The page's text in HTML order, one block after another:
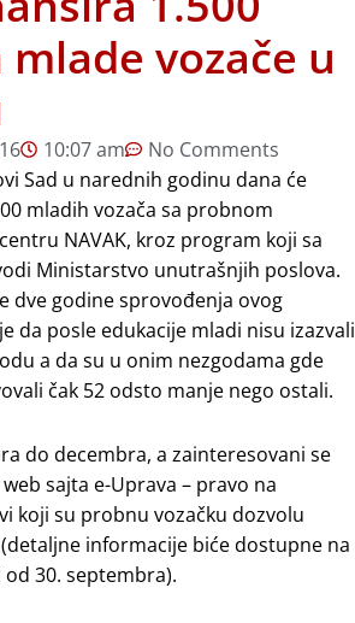
vozače u
10:07 am
No Comments
Sad u narednih godinu dana će
mladih vozača sa probnom
NAVAK, kroz program koji sa
Ministarstvo unutrašnjih poslova.
dve godine sprovođenja ovog
da posle edukacije mladi nisu izazvali
a da su u onim nezgodama gde
čak 52 odsto manje nego ostali.
do decembra, a zainteresovani se
sajta e-Uprava – pravo na
koji su probnu vozačku dozvolu
informacije biće dostupne na
od 30. septembra).